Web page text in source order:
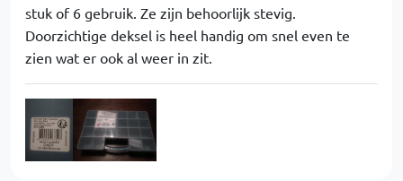
stuk of 6 gebruik. Ze zijn behoorlijk stevig.
Doorzichtige deksel is heel handig om snel even te
zien wat er ook al weer in zit.